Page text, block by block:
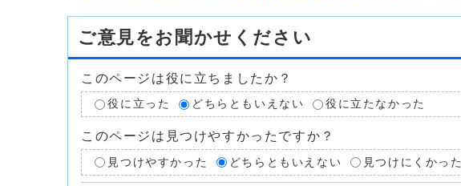
ご意見をお聞かせください
このページは役に立ちましたか？
役に立った どちらともいえない 役に立たなかった
このページは見つけやすかったですか？
見つけやすかった どちらともいえない 見つけにくかった